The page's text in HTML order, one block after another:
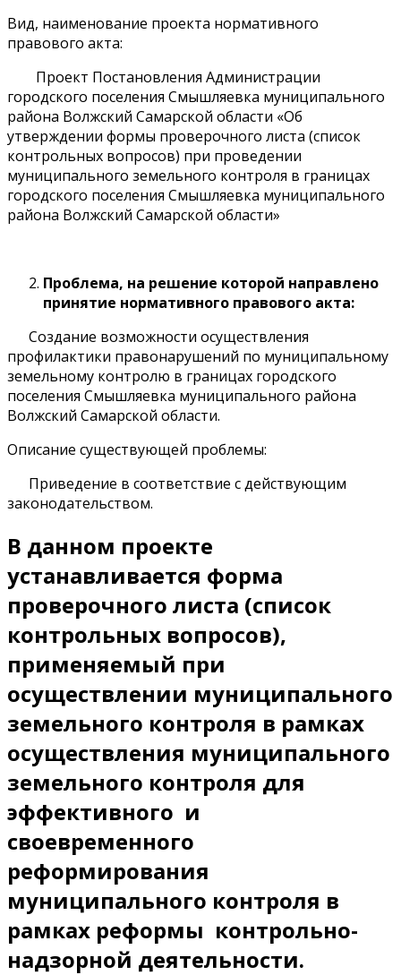
Вид, наименование проекта нормативного
правового акта:
Проект Постановления Администрации
городского поселения Смышляевка муниципального
района Волжский Самарской области «Об
утверждении формы проверочного листа (список
контрольных вопросов) при проведении
муниципального земельного контроля в границах
городского поселения Смышляевка муниципального
района Волжский Самарской области»
Проблема, на решение которой направлено
принятие нормативного правового акта:
Создание возможности осуществления
профилактики правонарушений по муниципальному
земельному контролю в границах городского
поселения Смышляевка муниципального района
Волжский Самарской области.
Описание существующей проблемы:
Приведение в соответствие с действующим
законодательством.
В данном проекте
устанавливается форма
проверочного листа (список
контрольных вопросов),
применяемый при
осуществлении муниципального
земельного контроля в рамках
осуществления муниципального
земельного контроля для
эффективного и
своевременного
реформирования
муниципального контроля в
рамках реформы контрольно-
надзорной деятельности.